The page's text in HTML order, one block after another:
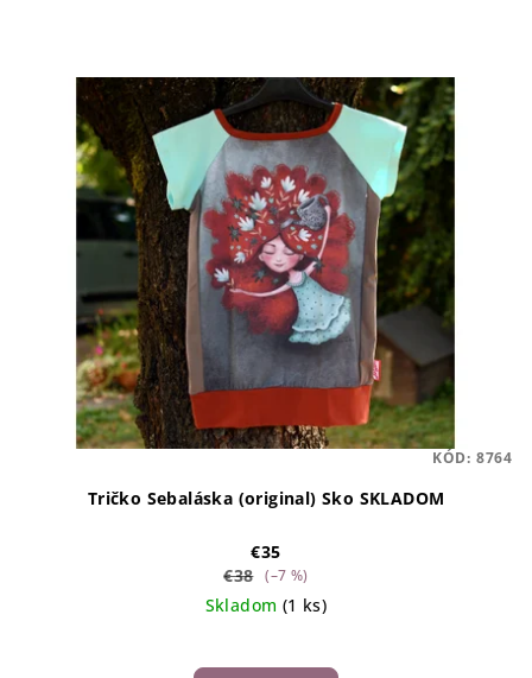
Tričko Sebaláska (original) Sko SKLADOM
€35
€38 (–7 %)
Skladom (1 ks)
KÓD: 8764